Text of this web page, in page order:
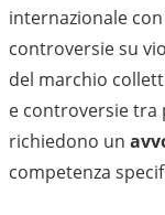
internazionale
controversie su
del marchio
e controversie
richiedono un
competenza